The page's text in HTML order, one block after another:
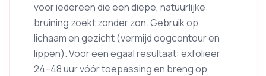
voor iedereen die een diepe, natuurlijke
bruining zoekt zonder zon. Gebruik op
lichaam en gezicht (vermijd oogcontour en
lippen). Voor een egaal resultaat: exfolieer
24–48 uur vóór toepassing en breng op